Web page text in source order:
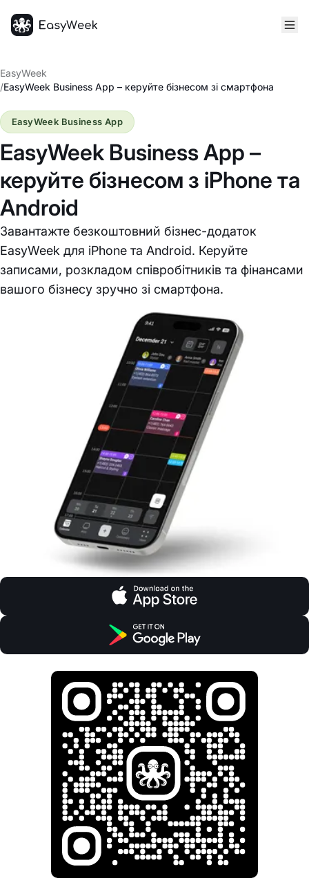
EasyWeek
/EasyWeek Business App – керуйте бізнесом зі смартфона
EasyWeek Business App –
керуйте бізнесом з iPhone та
Android
Завантажте безкоштовний бізнес-додаток
EasyWeek для iPhone та Android. Керуйте
записами, розкладом співробітників та фінансами
вашого бізнесу зручно зі смартфона.
EasyWeek Business App